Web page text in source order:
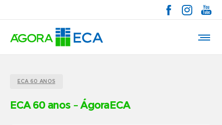
ECA 60 ANOS
ECA 60 anos – ÁgoraECA